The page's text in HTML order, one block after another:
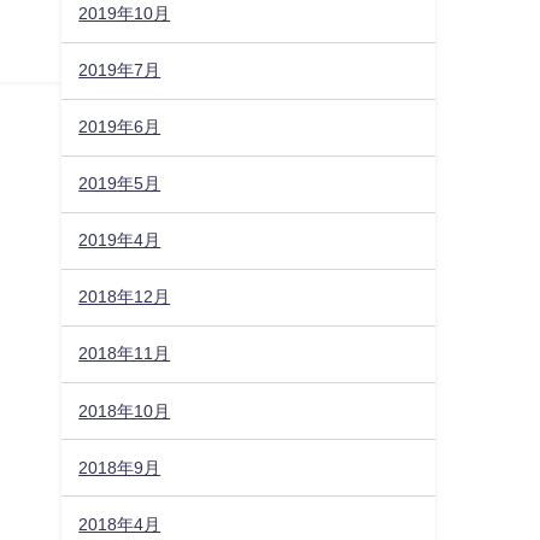
2019年10月
2019年7月
2019年6月
2019年5月
2019年4月
2018年12月
2018年11月
2018年10月
2018年9月
2018年4月